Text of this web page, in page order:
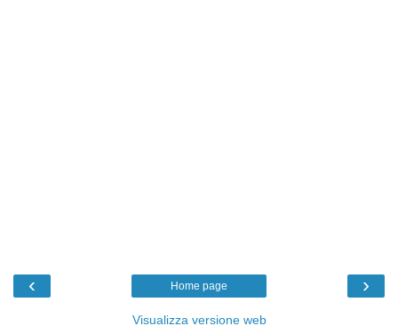
‹ ›
Home page
Visualizza versione web